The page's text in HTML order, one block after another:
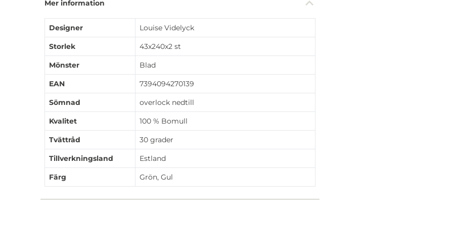
Mer information
Designer Louise Videlyck
Storlek 43x240x2 st
Mönster Blad
EAN 7394094270139
Sömnad overlock nedtill
Kvalitet 100 % Bomull
Tvättråd 30 grader
Tillverkningsland Estland
Färg Grön, Gul